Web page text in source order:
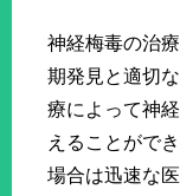
神経梅毒の治
期発見と適切
療によって神
えることがで
場合は迅速な